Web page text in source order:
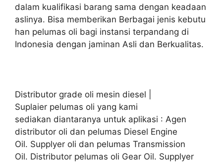
dalam kualifikasi barang sama dengan keadaan
aslinya. Bisa memberikan Berbagai jenis kebutu
han pelumas oli bagi instansi terpandang di
Indonesia dengan jaminan Asli dan Berkualitas.
Distributor grade oli mesin diesel |
Suplaier pelumas oli yang kami
sediakan diantaranya untuk aplikasi : Agen
distributor oli dan pelumas Diesel Engine
Oil. Supplyer oli dan pelumas Transmission
Oil. Distributor pelumas oli Gear Oil. Supplyer